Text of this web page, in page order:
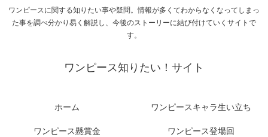
ワンピースに関する知りたい事や疑問。情報が多くてわからなくなってしまっ
た事を調べ分かり易く解説し、今後のストーリーに結び付けていくサイトで
す。
ワンピース知りたい！サイト
ホーム ワンピースキャラ生い立ち
ワンピース懸賞金 ワンピース登場回